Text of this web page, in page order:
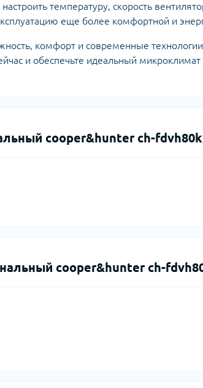
температуру, скорость
еще более комфортной и
комфорт и современные
и обеспечьте идеальный
cooper&hunter ch-
cooper&hunter ch-